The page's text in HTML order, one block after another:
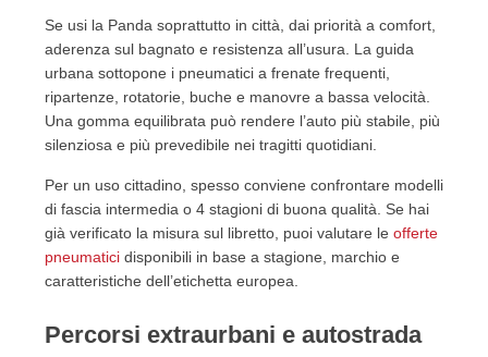
Se usi la Panda soprattutto in città, dai priorità a comfort,
aderenza sul bagnato e resistenza all’usura. La guida
urbana sottopone i pneumatici a frenate frequenti,
ripartenze, rotatorie, buche e manovre a bassa velocità.
Una gomma equilibrata può rendere l’auto più stabile, più
silenziosa e più prevedibile nei tragitti quotidiani.
Per un uso cittadino, spesso conviene confrontare modelli
di fascia intermedia o 4 stagioni di buona qualità. Se hai
già verificato la misura sul libretto, puoi valutare le offerte
pneumaticidisponibili in base a stagione, marchio e
caratteristiche dell’etichetta europea.
Percorsi extraurbani e autostrada